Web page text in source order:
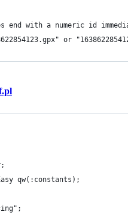
end with a numeric id
or
qw(:constants);